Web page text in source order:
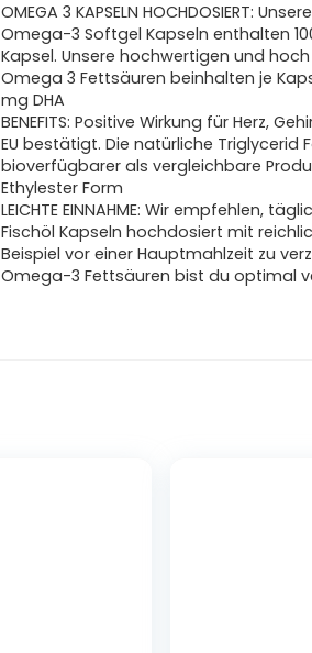
OMEGA 3 KAPSELN HOCHDOSIERT:
Omega-3 Softgel Kapseln enthalten
Kapsel. Unsere hochwertigen und
Omega 3 Fettsäuren beinhalten je
mg DHA
BENEFITS: Positive Wirkung für Herz,
EU bestätigt. Die natürliche Triglycerid
bioverfügbarer als vergleichbare
Ethylester Form
LEICHTE EINNAHME: Wir empfehlen,
Fischöl Kapseln hochdosiert mit
Beispiel vor einer Hauptmahlzeit zu
Omega-3 Fettsäuren bist du optimal